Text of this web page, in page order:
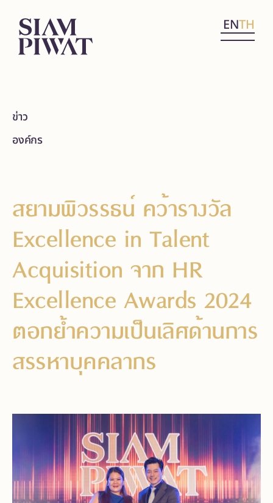
ENTH
ข่าว
องค์กร
สยามพิวรรธน์ คว้ารางวัล
Excellence in Talent
Acquisition จาก HR
Excellence Awards 2024
ตอกย้ำความเป็นเลิศด้านการ
สรรหาบุคคลากร